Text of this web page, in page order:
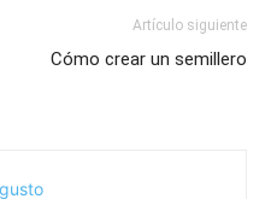
Artículo siguiente
Cómo crear un semillero